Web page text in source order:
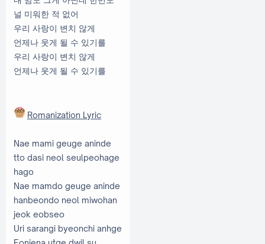
널 미워한 적 없어
우리 사랑이 변치 않게
언제나 웃게 될 수 있기를
우리 사랑이 변치 않게
언제나 웃게 될 수 있기를
Romanization Lyric
Nae mami geuge aninde
tto dasi neol seulpeohage
hago
Nae mamdo geuge aninde
hanbeondo neol miwohan
jeok eobseo
Uri sarangi byeonchi anhge